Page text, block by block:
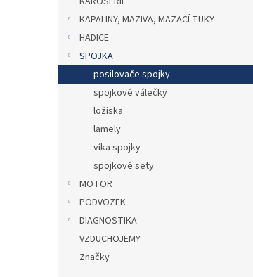
KAPALINY, MAZIVA, MAZACÍ TUKY
HADICE
SPOJKA
posilovače spojky
spojkové válečky
ložiska
lamely
víka spojky
spojkové sety
MOTOR
PODVOZEK
DIAGNOSTIKA
VZDUCHOJEMY
Značky